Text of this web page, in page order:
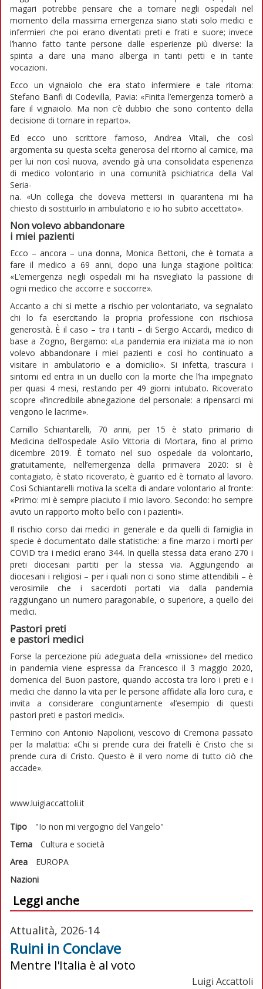
magari potrebbe pensare che a tornare negli ospedali nel
momento della massima emergenza siano stati solo medici e
infermieri che poi erano diventati preti e frati e suore; invece
l’hanno fatto tante persone dalle esperienze più diverse: la
spinta a dare una mano alberga in tanti petti e in tante
vocazioni.
Ecco un vignaiolo che era stato infermiere e tale ritorna:
Stefano Banfi di Codevilla, Pavia: «Finita l’emergenza tornerò a
fare il vignaiolo. Ma non c’è dubbio che sono contento della
decisione di tornare in reparto».
Ed ecco uno scrittore famoso, Andrea Vitali, che così
argomenta su questa scelta generosa del ritorno al camice, ma
per lui non così nuova, avendo già una consolidata esperienza
di medico volontario in una comunità psichiatrica della Val
Seria-
na. «Un collega che doveva mettersi in quarantena mi ha
chiesto di sostituirlo in ambulatorio e io ho subito accettato».
Non volevo abbandonare
i miei pazienti
Ecco – ancora – una donna, Monica Bettoni, che è tornata a
fare il medico a 69 anni, dopo una lunga stagione politica:
«L’emergenza negli ospedali mi ha risvegliato la passione di
ogni medico che accorre e soccorre».
Accanto a chi si mette a rischio per volontariato, va segnalato
chi lo fa esercitando la propria professione con rischiosa
generosità. È il caso – tra i tanti – di Sergio Accardi, medico di
base a Zogno, Bergamo: «La pandemia era iniziata ma io non
volevo abbandonare i miei pazienti e così ho continuato a
visitare in ambulatorio e a domicilio». Si infetta, trascura i
sintomi ed entra in un duello con la morte che l’ha impegnato
per quasi 4 mesi, restando per 49 giorni intubato. Ricoverato
scopre «l’incredibile abnegazione del personale: a ripensarci mi
vengono le lacrime».
Camillo Schiantarelli, 70 anni, per 15 è stato primario di
Medicina dell’ospedale Asilo Vittoria di Mortara, fino al primo
dicembre 2019. È tornato nel suo ospedale da volontario,
gratuitamente, nell’emergenza della primavera 2020: si è
contagiato, è stato ricoverato, è guarito ed è tornato al lavoro.
Così Schiantarelli motiva la scelta di andare volontario al fronte:
«Primo: mi è sempre piaciuto il mio lavoro. Secondo: ho sempre
avuto un rapporto molto bello con i pazienti».
Il rischio corso dai medici in generale e da quelli di famiglia in
specie è documentato dalle statistiche: a fine marzo i morti per
COVID tra i medici erano 344. In quella stessa data erano 270 i
preti diocesani partiti per la stessa via. Aggiungendo ai
diocesani i religiosi – per i quali non ci sono stime attendibili – è
verosimile che i sacerdoti portati via dalla pandemia
raggiungano un numero paragonabile, o superiore, a quello dei
medici.
Pastori preti
e pastori medici
Forse la percezione più adeguata della «missione» del medico
in pandemia viene espressa da Francesco il 3 maggio 2020,
domenica del Buon pastore, quando accosta tra loro i preti e i
medici che danno la vita per le persone affidate alla loro cura, e
invita a considerare congiuntamente «l’esempio di questi
pastori preti e pastori medici».
Termino con Antonio Napolioni, vescovo di Cremona passato
per la malattia: «Chi si prende cura dei fratelli è Cristo che si
prende cura di Cristo. Questo è il vero nome di tutto ciò che
accade».
www.luigiaccattoli.it
Tipo
"Io non mi vergogno del Vangelo"
Tema
Cultura e società
Area
EUROPA
Nazioni
Leggi anche
Attualità, 2026-14
Ruini in Conclave
Mentre l'Italia è al voto
Luigi Accattoli